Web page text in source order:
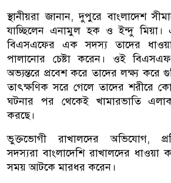
স্থানীয়রা জানান, দুপুরে বাংলাদেশ
যাচ্ছিলেন এনামুল হক ও ইন্দু
বিএসএফের এক সদস্য তাদের
পালানোর চেষ্টা করেন। ওই
অভ্যন্তরে প্রবেশ করে তাদের লক্ষ্য
তাৎক্ষণিক সরে গেলে তাদের শরীরে
ঘটনার পর থেকেই খামারভাতি
করছে।
ভুক্তভোগী রাখালদের অভিযোগ,
সদস্যরা বাংলাদেশি রাখালদের
সময় আটকে মারধর করেন।